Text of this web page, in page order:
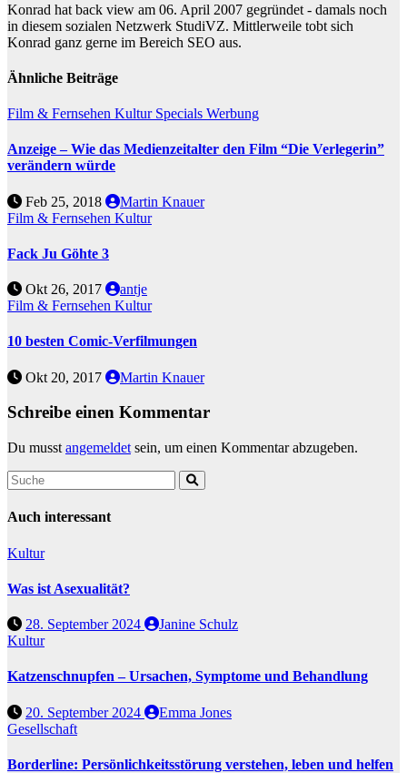
Konrad hat back view am 06. April 2007 gegründet - damals noch
in diesem sozialen Netzwerk StudiVZ. Mittlerweile tobt sich
Konrad ganz gerne im Bereich SEO aus.
Ähnliche Beiträge
Film & Fernsehen Kultur Specials Werbung
Anzeige – Wie das Medienzeitalter den Film “Die Verlegerin”
verändern würde
Feb 25, 2018
Martin Knauer
Film & Fernsehen Kultur
Fack Ju Göhte 3
Okt 26, 2017
antje
Film & Fernsehen Kultur
10 besten Comic-Verfilmungen
Okt 20, 2017 Martin Knauer
Schreibe einen Kommentar
Du musst angemeldet sein, um einen Kommentar abzugeben.
Auch interessant
Kultur
Was ist Asexualität?
28. September 2024
Janine Schulz
Kultur
Katzenschnupfen – Ursachen, Symptome und Behandlung
20. September 2024
Emma Jones
Gesellschaft
Borderline: Persönlichkeitsstörung verstehen, leben und helfen